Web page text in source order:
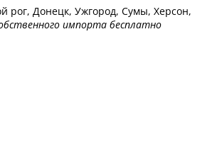
рог, Донецк, Ужгород, Сумы, Херсон,
импорта бесплатно